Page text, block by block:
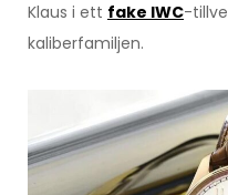
Klaus i ett fake IWC-
kaliberfamiljen.